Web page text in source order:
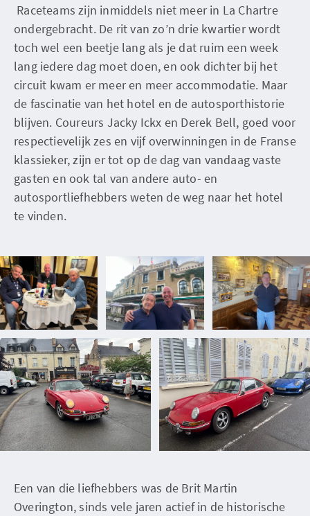
Raceteams zijn inmiddels niet meer in La Chartre
ondergebracht. De rit van zo’n drie kwartier wordt
toch wel een beetje lang als je dat ruim een week
lang iedere dag moet doen, en ook dichter bij het
circuit kwam er meer en meer accommodatie. Maar
de fascinatie van het hotel en de autosporthistorie
blijven. Coureurs Jacky Ickx en Derek Bell, goed voor
respectievelijk zes en vijf overwinningen in de Franse
klassieker, zijn er tot op de dag van vandaag vaste
gasten en ook tal van andere auto- en
autosportliefhebbers weten de weg naar het hotel
te vinden.
Een van die liefhebbers was de Brit Martin
Overington, sinds vele jaren actief in de historische